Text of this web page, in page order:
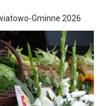
Gminne 2026